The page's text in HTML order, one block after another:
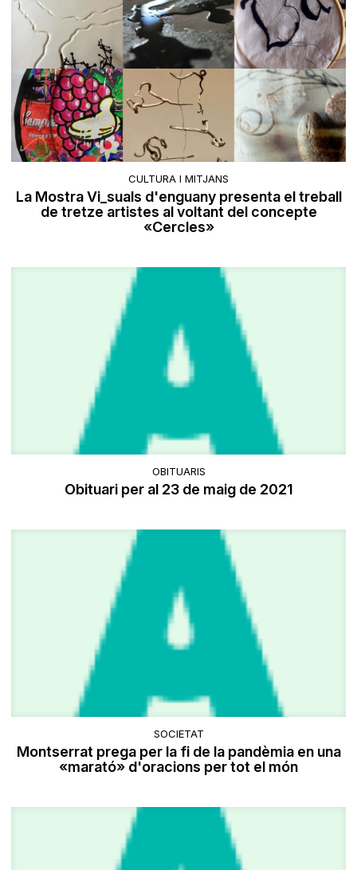
CULTURA I MITJANS
La Mostra Vi_suals d'enguany presenta el treball
de tretze artistes al voltant del concepte
«Cercles»
OBITUARIS
Obituari per al 23 de maig de 2021
SOCIETAT
Montserrat prega per la fi de la pandèmia en una
«marató» d'oracions per tot el món